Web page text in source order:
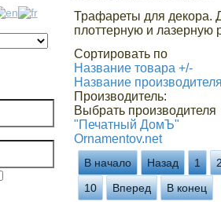
Трафареты для декора.
плоттерную и лазерную
Сортировать по
Название товара +/-
Название
Производитель:
Выбрать производителя
"Печатный ДомЪ"
Ornamentov.net
В начало Назад 1
10
Вперед В конец